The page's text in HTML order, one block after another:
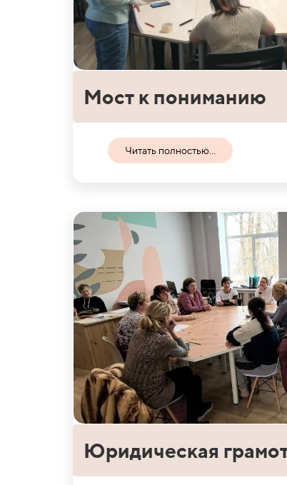
Мост к пониманию
Читать полностью...
Юридическая